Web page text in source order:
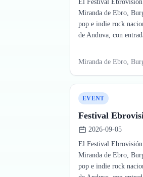
El Festival Ebrovisión
Miranda de Ebro,
pop e indie rock
de Anduva, con
Miranda de Ebro,
EVENT
Festival
2026-09-05
El Festival Ebrovisión
Miranda de Ebro,
pop e indie rock